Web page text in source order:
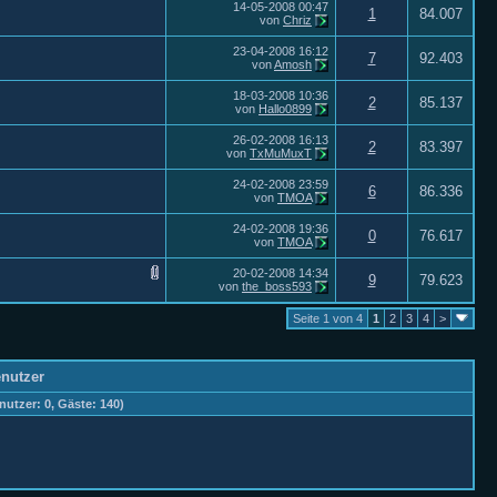
14-05-2008 00:47
von Chriz 1 84.007
23-04-2008 16:12
vonAmosh 7 92.403
18-03-2008 10:36
von Hallo0899 2 85.137
26-02-2008 16:13
von TxMuMuxT 2 83.397
24-02-2008 23:59
von TMOA 6 86.336
24-02-2008 19:36
von TMOA 0 76.617
20-02-2008 14:34
von the_boss593 9 79.623
Seite 1 von 4 1 2 3 4 >
0, Gäste: 140)